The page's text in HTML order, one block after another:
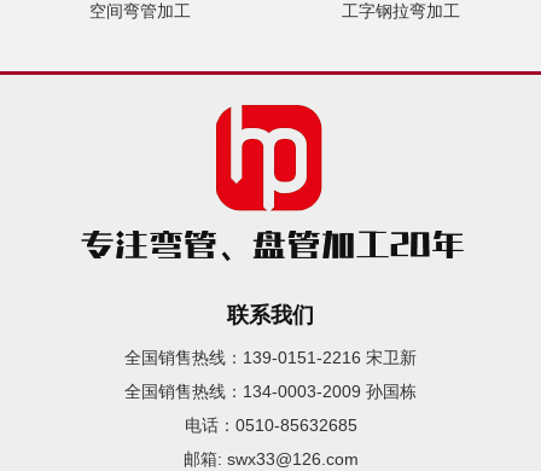
空间弯管加工 工字钢拉弯加工
联系我们
全国销售热线：139-0151-2216 宋卫新
全国销售热线：134-0003-2009 孙国栋
电话：0510-85632685
邮箱: swx33@126.com